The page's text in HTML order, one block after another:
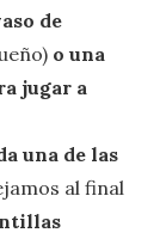
de
o una
jugar a
una de las
al final